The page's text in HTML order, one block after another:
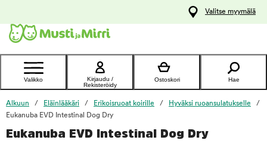
Ota yhteyttä
asiakaspalveluun
Valitse myymälä
Valikko
Kirjaudu /
Rekisteröidy
Ostoskori Hae
Alkuun Eläinlääkäri Erikoisruoat koirille
Hyväksi ruoansulatukselle
Eukanuba EVD Intestinal Dog Dry
Eukanuba EVD Intestinal Dog Dry
foo